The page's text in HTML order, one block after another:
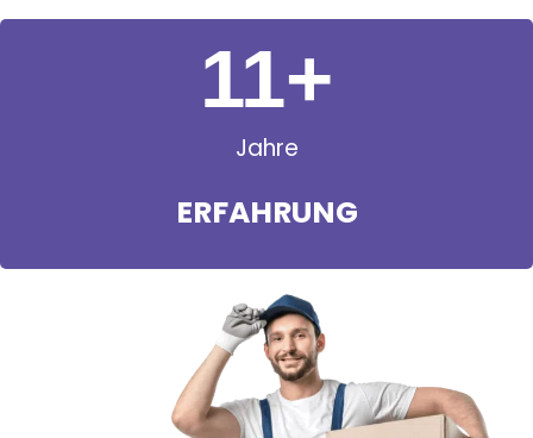
Jahre
ERFAHRUNG
11+